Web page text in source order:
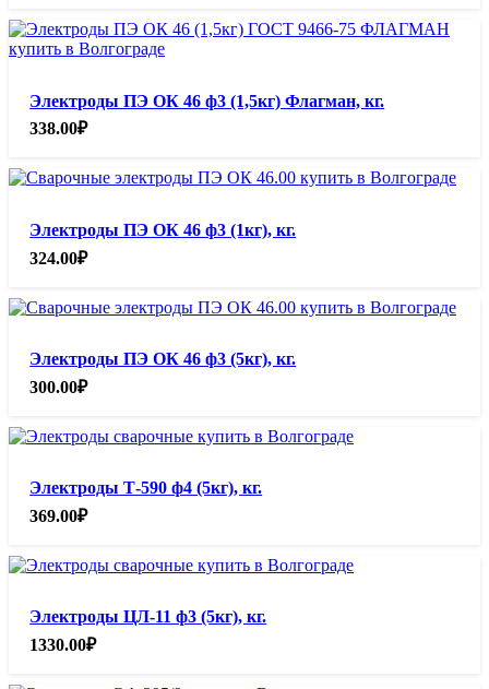
Электроды ПЭ ОК 46 ф3 (1,5кг) Флагман, кг.
338.00₽
Электроды ПЭ ОК 46 ф3 (1кг), кг.
324.00₽
Электроды ПЭ ОК 46 ф3 (5кг), кг.
300.00₽
Электроды Т-590 ф4 (5кг), кг.
369.00₽
Электроды ЦЛ-11 ф3 (5кг), кг.
1330.00₽